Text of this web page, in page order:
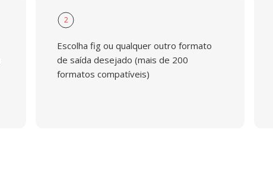
2
Escolha fig ou qualquer outro formato
de saída desejado (mais de 200
formatos compatíveis)